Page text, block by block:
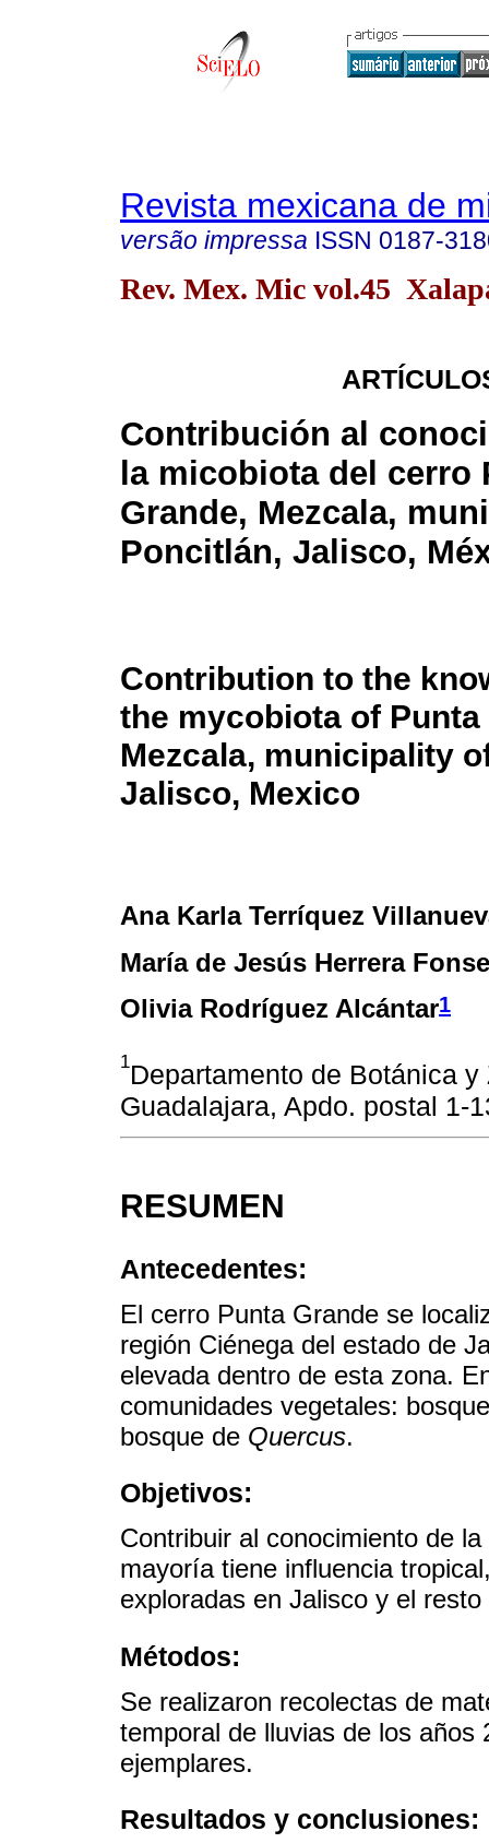
Revista mexicana de
versão impressa ISSN 0187-
Rev. Mex. Mic vol.45
Contribución al
la micobiota del cerro
Grande, Mezcala,
Poncitlán, Jalisco,
Contribution to the
the mycobiota of
Mezcala, municipality
Jalisco, Mexico
Ana Karla Terríquez
María de Jesús Herrera
Olivia Rodríguez Alcántar1
1Departamento de Botánica
Guadalajara, Apdo. postal 1-
RESUMEN
Antecedentes:
El cerro Punta Grande se
región Ciénega del estado de
elevada dentro de esta zona.
comunidades vegetales:
bosque de Quercus.
Objetivos:
Contribuir al conocimiento de
mayoría tiene influencia
exploradas en Jalisco y el
Métodos:
Se realizaron recolectas de
temporal de lluvias de los
ejemplares.
Resultados y conclusiones: